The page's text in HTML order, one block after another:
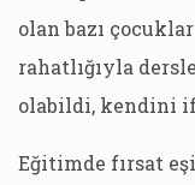
olan bazı
rahatlığıyla
olabildi, kendini
Eğitimde fırsat